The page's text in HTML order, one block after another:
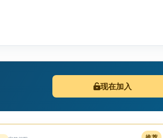
现在加入